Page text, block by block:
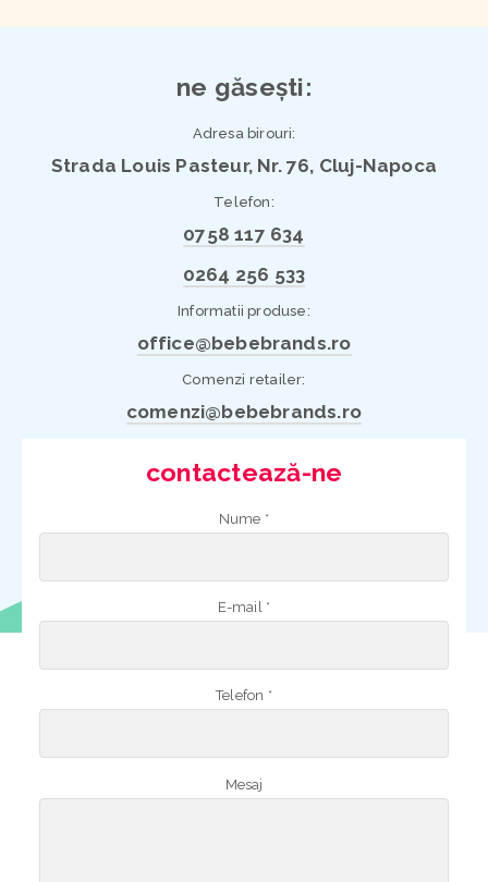
ne găsești:
Adresa birouri:
Strada Louis Pasteur, Nr. 76, Cluj-Napoca
Telefon:
0758 117 634
0264 256 533
Informatii produse:
office@bebebrands.ro
Comenzi retailer:
comenzi@bebebrands.ro
contactează-ne
Nume *
E-mail *
Telefon *
Mesaj